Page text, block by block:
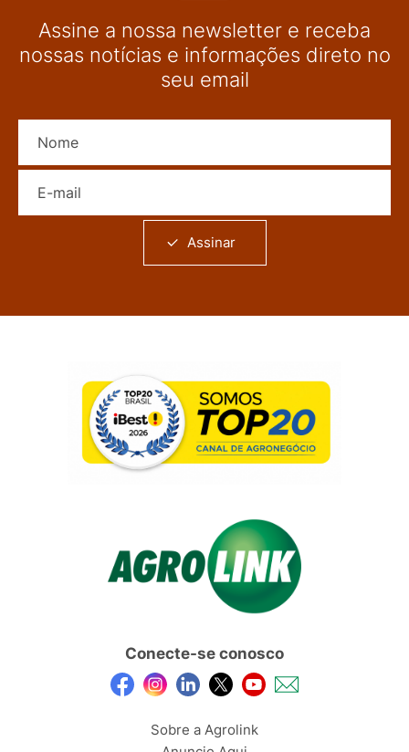
Assine a nossa newsletter e receba
nossas notícias e informações direto no
seu email
Assinar
Conecte-se conosco
Sobre a Agrolink